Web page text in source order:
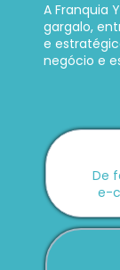
A Franquia
gargalo,
e
negócio e
De
e-